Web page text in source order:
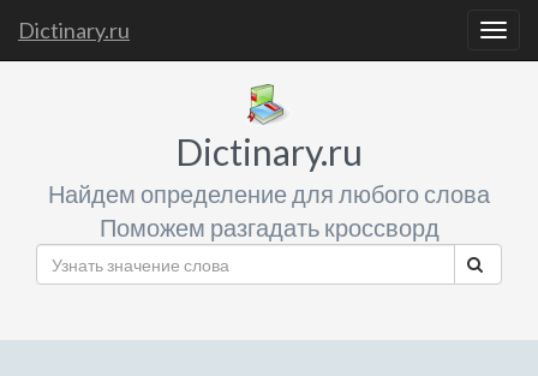
Dictinary.ru
Dictinary.ru
Найдем определение для любого слова
Поможем разгадать кроссворд